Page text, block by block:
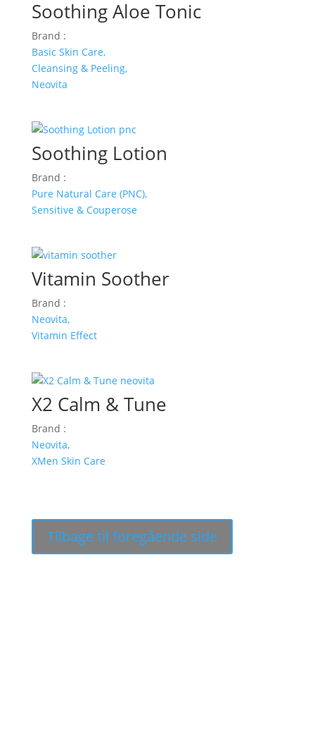
Soothing Aloe Tonic
Brand :
Basic Skin Care,
Cleansing & Peeling,
Neovita
Soothing Lotion
Brand :
Pure Natural Care (PNC),
Sensitive & Couperose
Vitamin Soother
Brand :
Neovita,
Vitamin Effect
X2 Calm & Tune
Brand :
Neovita,
XMen Skin Care